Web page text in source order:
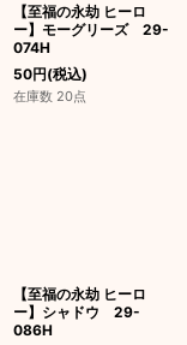
【至福の永劫 ヒーロ
ー】モーグリーズ 29-
074H
50円(税込)
在庫数 20点
【至福の永劫 ヒーロ
ー】シャドウ 29-
086H